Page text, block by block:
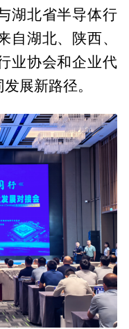
湖北省半导体行
自湖北、陕西、
业协会和企业代
展新路径。